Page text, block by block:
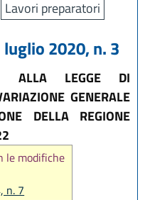
Lavori preparatori
luglio 2020, n. 3
ALLA LEGGE DI
GENERALE
DELLA REGIONE
le modifiche
n. 7